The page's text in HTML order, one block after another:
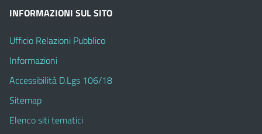
INFORMAZIONI SUL SITO
Ufficio Relazioni Pubblico
Informazioni
Accessibilità D.Lgs 106/18
Sitemap
Elenco siti tematici